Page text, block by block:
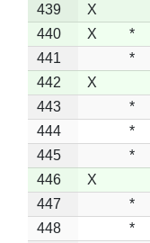
439
X
440
X *
441
*
442
X
443
*
444
*
445
*
446
X
447
*
448
*